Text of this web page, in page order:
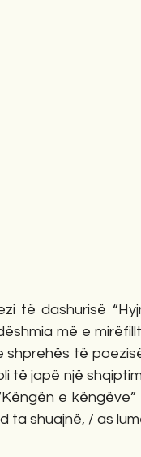
të dashurisë
më e
shprehës të
të japë një
e
ta shuajnë, / as